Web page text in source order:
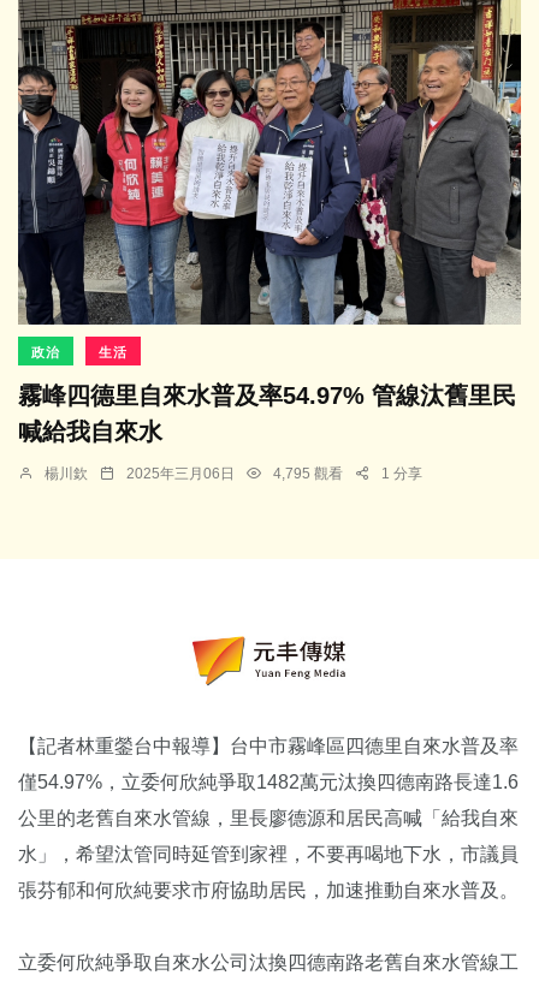
政治 生活
霧峰四德里自來水普及率54.97% 管線汰舊里民
喊給我自來水
楊川欽 2025年三月06日 4,795 觀看 1 分享
【記者林重鎣台中報導】台中市霧峰區四德里自來水普及率
僅54.97%，立委何欣純爭取1482萬元汰換四德南路長達1.6
公里的老舊自來水管線，里長廖德源和居民高喊「給我自來
水」，希望汰管同時延管到家裡，不要再喝地下水，市議員
張芬郁和何欣純要求市府協助居民，加速推動自來水普及。
立委何欣純爭取自來水公司汰換四德南路老舊自來水管線工